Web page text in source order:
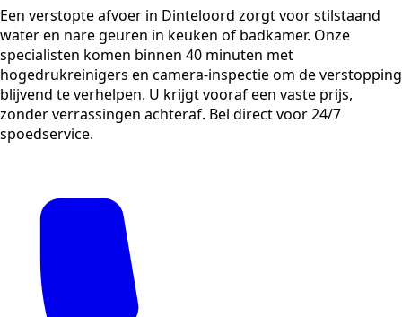
Een verstopte afvoer in Dinteloord zorgt voor stilstaand
water en nare geuren in keuken of badkamer. Onze
specialisten komen binnen 40 minuten met
hogedrukreinigers en camera-inspectie om de verstopping
blijvend te verhelpen. U krijgt vooraf een vaste prijs,
zonder verrassingen achteraf. Bel direct voor 24/7
spoedservice.